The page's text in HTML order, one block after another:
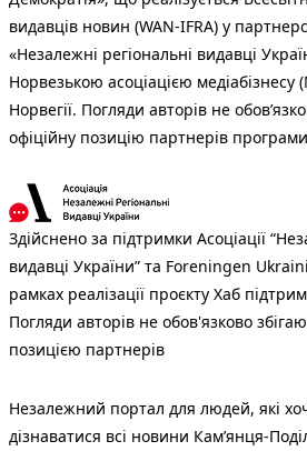
видавців новин (WAN-IFRA) у
«Незалежні регіональні видавці
Норвезькою асоціацією медіабізнесу
Норвегії. Погляди авторів не
офіційну позицію партнерів
Здійснено за підтримки Асоціації
видавці України” та Foreningen
рамках реалізації проєкту Хаб
Погляди авторів не обов'язково
позицією партнерів
Незалежний портал для людей, які
дізнаватися всі новини Кам’янця-